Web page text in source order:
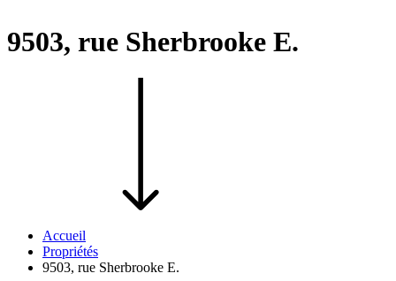
9503, rue Sherbrooke E.
Accueil
Propriétés
9503, rue Sherbrooke E.